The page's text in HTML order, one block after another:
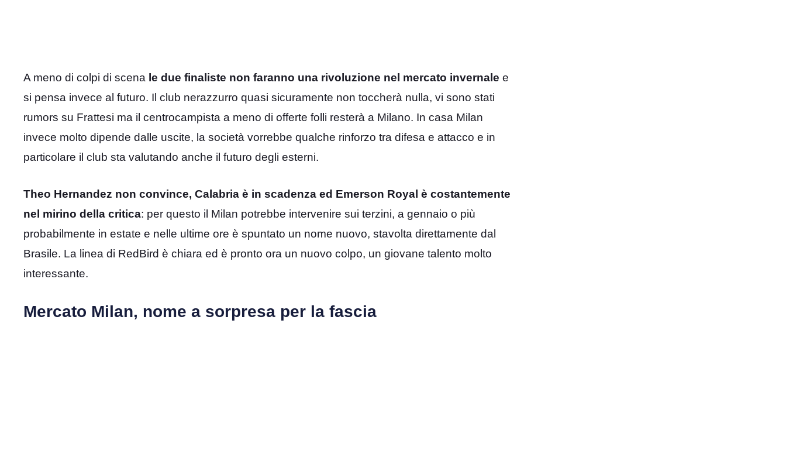
A meno di colpi di scena le due finaliste non faranno una rivoluzione nel mercato invernale e
si pensa invece al futuro. Il club nerazzurro quasi sicuramente non toccherà nulla, vi sono stati
rumors su Frattesi ma il centrocampista a meno di offerte folli resterà a Milano. In casa Milan
invece molto dipende dalle uscite, la società vorrebbe qualche rinforzo tra difesa e attacco e in
particolare il club sta valutando anche il futuro degli esterni.
Theo Hernandez non convince, Calabria è in scadenza ed Emerson Royal è costantemente
nel mirino della critica: per questo il Milan potrebbe intervenire sui terzini, a gennaio o più
probabilmente in estate e nelle ultime ore è spuntato un nome nuovo, stavolta direttamente dal
Brasile. La linea di RedBird è chiara ed è pronto ora un nuovo colpo, un giovane talento molto
interessante.
Mercato Milan, nome a sorpresa per la fascia